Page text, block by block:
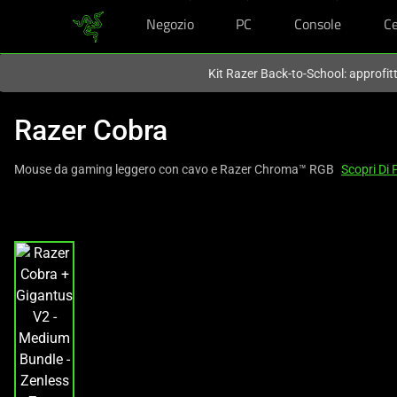
Negozio PC Console
Kit Razer Back-to-School:
Razer Cobra
Mouse da gaming leggero con cavo e Razer Chroma™ RGB Scopri Di
a
carousel
with
one
large
image
and